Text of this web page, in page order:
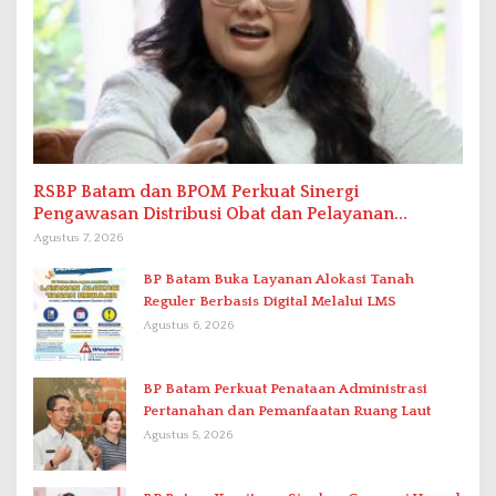
RSBP Batam dan BPOM Perkuat Sinergi
Pengawasan Distribusi Obat dan Pelayanan
Kefarmasian
Agustus 7, 2026
BP Batam Buka Layanan Alokasi Tanah
Reguler Berbasis Digital Melalui LMS
Agustus 6, 2026
BP Batam Perkuat Penataan Administrasi
Pertanahan dan Pemanfaatan Ruang Laut
Agustus 5, 2026